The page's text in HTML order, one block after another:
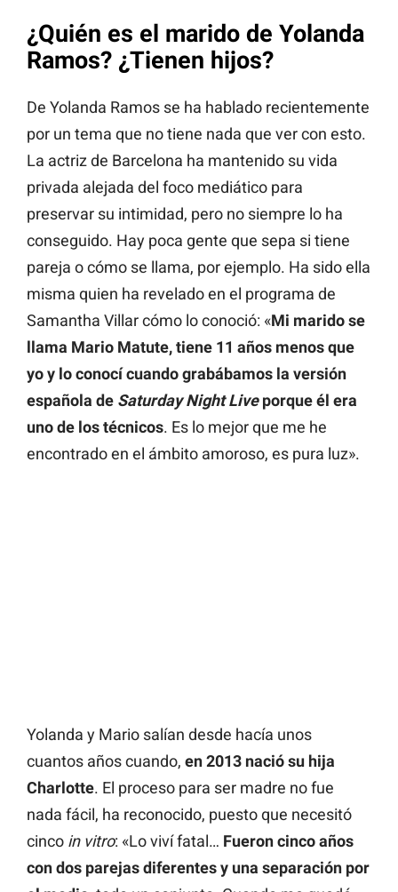
¿Quién es el marido de Yolanda
Ramos? ¿Tienen hijos?
De Yolanda Ramos se ha hablado recientemente
por un tema que no tiene nada que ver con esto.
La actriz de Barcelona ha mantenido su vida
privada alejada del foco mediático para
preservar su intimidad, pero no siempre lo ha
conseguido. Hay poca gente que sepa si tiene
pareja o cómo se llama, por ejemplo. Ha sido ella
misma quien ha revelado en el programa de
Samantha Villar cómo lo conoció: «Mi marido se
llama Mario Matute, tiene 11 años menos que
yo y lo conocí cuando grabábamos la versión
española de Saturday Night Liveporque él era
uno de los técnicos. Es lo mejor que me he
encontrado en el ámbito amoroso, es pura luz».
Yolanda y Mario salían desde hacía unos
cuantos años cuando, en 2013 nació su hija
Charlotte. El proceso para ser madre no fue
nada fácil, ha reconocido, puesto que necesitó
cinco in vitro: «Lo viví fatal… Fueron cinco años
con dos parejas diferentes y una separación por